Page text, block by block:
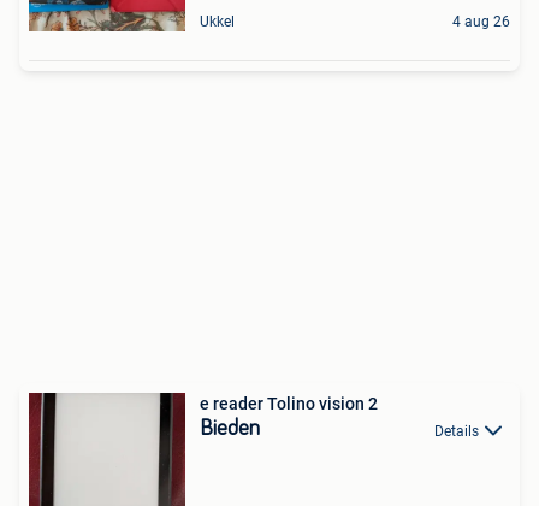
Ukkel 4 aug 26
e reader Tolino vision 2
Bieden Details